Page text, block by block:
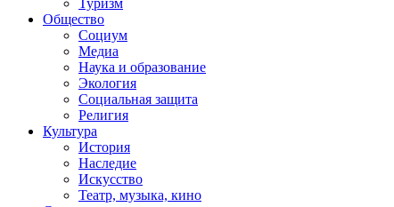
Туризм
Общество
Социум
Медиа
Наука и образование
Экология
Социальная защита
Религия
Культура
История
Наследие
Искусство
Театр, музыка, кино